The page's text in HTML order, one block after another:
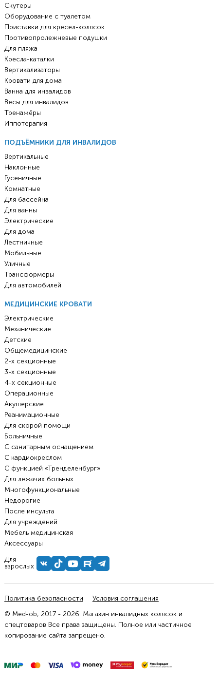
Скутеры
Оборудование с туалетом
Приставки для кресел-колясок
Противопролежневые подушки
Для пляжа
Кресла-каталки
Вертикализаторы
Кровати для дома
Ванна для инвалидов
Весы для инвалидов
Тренажёры
Иппотерапия
ПОДЪЁМНИКИ ДЛЯ ИНВАЛИДОВ
Вертикальные
Наклонные
Гусеничные
Комнатные
Для бассейна
Для ванны
Электрические
Для дома
Лестничные
Мобильные
Уличные
Трансформеры
Для автомобилей
МЕДИЦИНСКИЕ КРОВАТИ
Электрические
Механические
Детские
Общемедицинские
2-х секционные
3-х секционные
4-х секционные
Операционные
Акушерские
Реанимационные
Для скорой помощи
Больничные
С санитарным оснащением
С кардиокреслом
С функцией «Тренделенбург»
Для лежачих больных
Многофункциональные
Недорогие
После инсульта
Для учреждений
Мебель медицинская
Аксессуары
Для
взрослых
Политика безопасности
Условия соглашения
© Med-ob, 2017 - 2026. Магазин инвалидных колясок и
спецтоваров Все права защищены. Полное или частичное
копирование сайта запрещено.